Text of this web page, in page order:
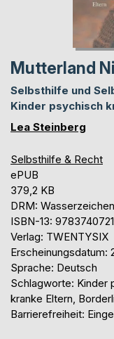
Mutterland
Selbsthilfe und
Kinder psychisch
Lea Steinberg
Selbsthilfe & Recht
ePUB
379,2 KB
DRM: Wasserzeichen
ISBN-13:
Verlag: TWENTYSIX
Erscheinungsdatum:
Sprache: Deutsch
Schlagworte: Kinder
kranke Eltern,
Barrierefreiheit: